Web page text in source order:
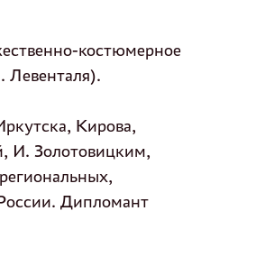
костюмерное
Левенталя).
Кирова,
И. Золотовицким,
Дипломант